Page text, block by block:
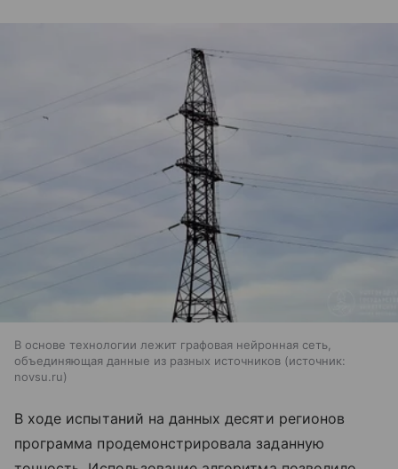
В основе технологии лежит графовая нейронная сеть,
объединяющая данные из разных источников
источник:
novsu.ru
В ходе испытаний на данных десяти регионов
программа продемонстрировала заданную